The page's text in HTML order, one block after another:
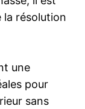
résolution
une
pour
sans